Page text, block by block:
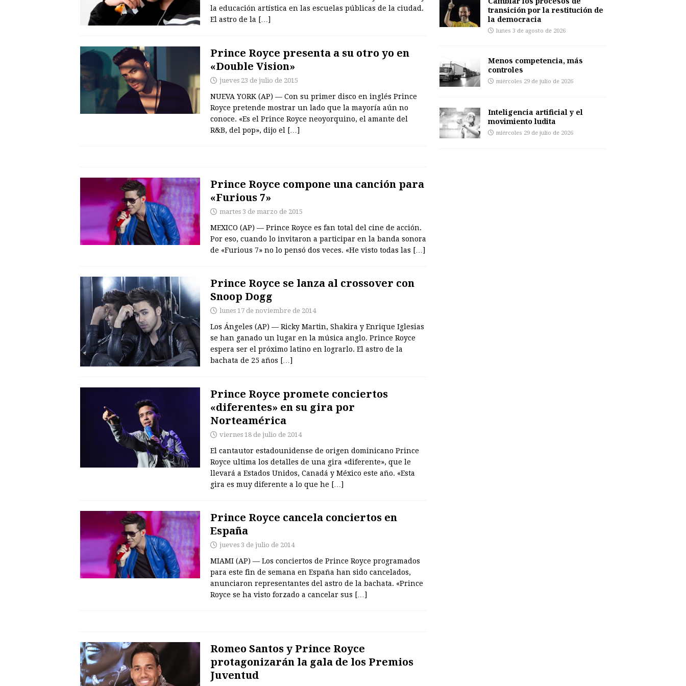
la educación artística en las escuelas públicas de la ciudad.
El astro de la […]
Prince Royce presenta a su otro yo en
«Double Vision»
jueves 23 de julio de 2015
NUEVA YORK (AP) — Con su primer disco en inglés Prince
Royce pretende mostrar un lado que la mayoría aún no
conoce. «Es el Prince Royce neoyorquino, el amante del
R&B, del pop», dijo el […]
Prince Royce compone una canción para
«Furious 7»
martes 3 de marzo de 2015
MEXICO (AP) — Prince Royce es fan total del cine de acción.
Por eso, cuando lo invitaron a participar en la banda sonora
de «Furious 7» no lo pensó dos veces. «He visto todas las […]
Prince Royce se lanza al crossover con
Snoop Dogg
lunes 17 de noviembre de 2014
Los Ángeles (AP) — Ricky Martin, Shakira y Enrique Iglesias
se han ganado un lugar en la música anglo. Prince Royce
espera ser el próximo latino en lograrlo. El astro de la
bachata de 25 años […]
Prince Royce promete conciertos
«diferentes» en su gira por
Norteamérica
viernes 18 de julio de 2014
El cantautor estadounidense de origen dominicano Prince
Royce ultima los detalles de una gira «diferente», que le
llevará a Estados Unidos, Canadá y México este año. «Esta
gira es muy diferente a lo que he […]
Prince Royce cancela conciertos en
España
jueves 3 de julio de 2014
MIAMI (AP) — Los conciertos de Prince Royce programados
para este fin de semana en España han sido cancelados,
anunciaron representantes del astro de la bachata. «Prince
Royce se ha visto forzado a cancelar sus […]
Romeo Santos y Prince Royce
protagonizarán la gala de los Premios
Juventud
transición por la restitución de
la democracia
lunes 3 de agosto de 2026
Menos competencia, más
controles
miércoles 29 de julio de 2026
Inteligencia artificial y el
movimiento ludita
miércoles 29 de julio de 2026